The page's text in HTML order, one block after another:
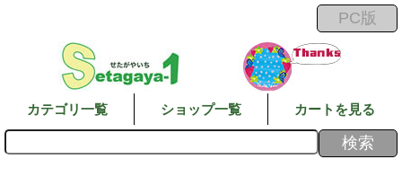
カテゴリ一覧 ショップ一覧 カートを見る